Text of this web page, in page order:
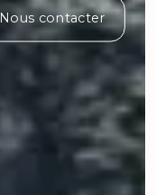
Nous contacter